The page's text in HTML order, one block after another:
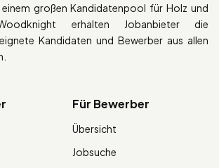
großen Kandidatenpool für Holz und
erhalten Jobanbieter die
Kandidaten und Bewerber aus allen
Für Bewerber
Übersicht
Jobsuche